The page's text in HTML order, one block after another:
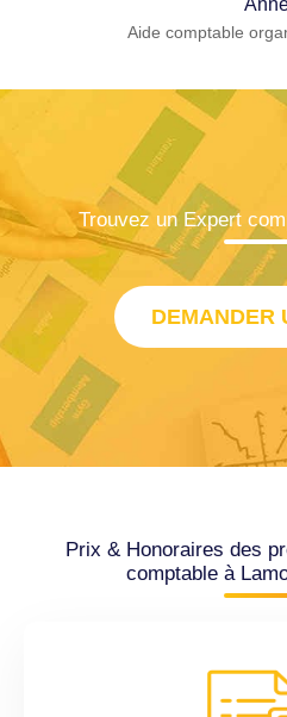
Aide comptable
Trouvez un Expert
DEMANDER
Prix & Honoraires des
comptable à